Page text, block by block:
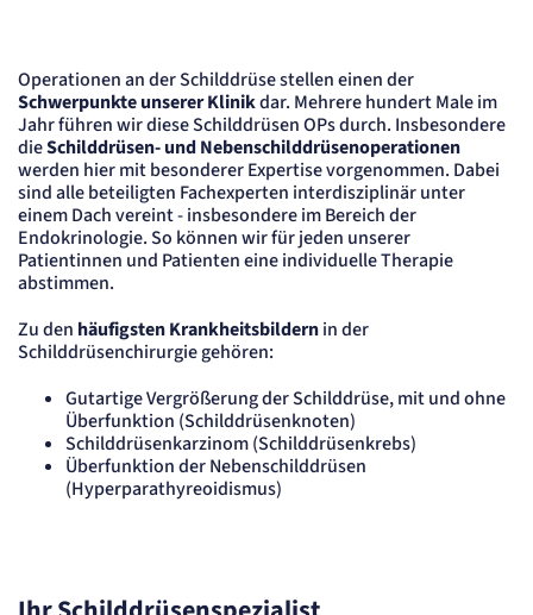
Operationen an der Schilddrüse stellen einen der
Schwerpunkte unserer Klinikdar. Mehrere hundert Male im
Jahr führen wir diese Schilddrüsen OPs durch. Insbesondere
dieSchilddrüsen- und Nebenschilddrüsenoperationen
werden hier mit besonderer Expertise vorgenommen. Dabei
sind alle beteiligten Fachexperten interdisziplinär unter
einem Dach vereint - insbesondere im Bereich der
Endokrinologie. So können wir für jeden unserer
Patientinnen und Patienten eine individuelle Therapie
abstimmen.
Zu den häufigsten Krankheitsbildernin der
Schilddrüsenchirurgie gehören:
Gutartige Vergrößerung der Schilddrüse, mit und ohne
Überfunktion (Schilddrüsenknoten)
Schilddrüsenkarzinom (Schilddrüsenkrebs)
Überfunktion der Nebenschilddrüsen
(Hyperparathyreoidismus)
Cookie Laufzeit:
"no" - 50 Jahre, "yes" - 480 Tage
Content-Management-System-
Cookie
Name:
fe_typo_user
Anbieter:
TYPO3
Dient der Identifizierung eines Anwenders und der besseren Bedienerführung.
Cookie Laufzeit:
Sitzungs-Cookie
Name:
PHPSESSID
Cookie Laufzeit: